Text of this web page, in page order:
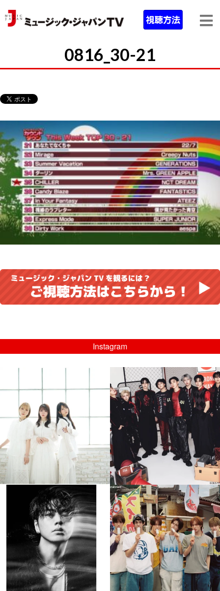
0816_30-21
Instagram
💡8/5(水)特番放送！
...
8月 4
4 0
musicjapantv
💡08/05(水)23:00特番放送！
...
8月 4
4 0
musicjapantv
💡8月特番放送決定！
...
8月 4
510 0
musicjapantv
💡8月特番放送決定！
...
8月 4
6 0